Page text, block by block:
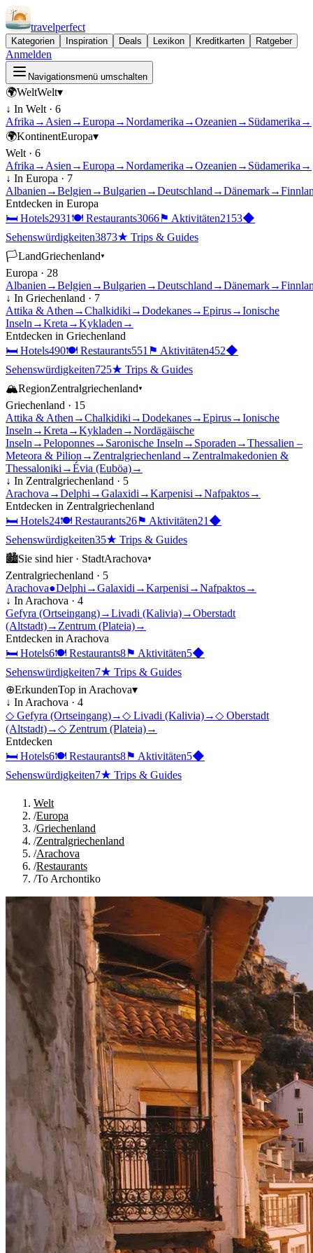
travelperfect
Kategorien Inspiration Deals Lexikon Kreditkarten Ratgeber
Anmelden
Navigationsmenü umschalten
🌍WeltWelt▾
↓ In Welt · 6
Afrika → Asien →Europa →Nordamerika →Ozeanien → Südamerika →
🌍KontinentEuropa▾
Welt · 6
Afrika → Asien →Europa →Nordamerika →Ozeanien → Südamerika →
↓ In Europa · 7
Albanien →Belgien →Bulgarien →Deutschland →Dänemark→
Entdecken in Europa
🛏 Hotels2931 🍽 Restaurants3066⚑ Aktivitäten2153◆
Sehenswürdigkeiten3873★ Trips & Guides
🏳LandGriechenland▾
Europa · 28
Albanien →Belgien →Bulgarien →Deutschland →Dänemark→
↓ In Griechenland · 7
Attika & Athen →Chalkidiki →Dodekanes→Epirus→Ionische
Inseln →Kreta →Kykladen →
Entdecken in Griechenland
🛏 Hotels490🍽 Restaurants551 ⚑ Aktivitäten452◆
Sehenswürdigkeiten725★ Trips & Guides
🏔RegionZentralgriechenland▾
Griechenland · 15
Attika & Athen →Chalkidiki →Dodekanes→Epirus→Ionische
Inseln →Kreta →Kykladen →Nordägäische
Inseln →Peloponnes→ Saronische Inseln → Sporaden →Thessalien –
Meteora & Pilion → Zentralgriechenland → Zentralmakedonien &
Thessaloniki →Évia (Euböa)→
↓ In Zentralgriechenland · 5
Arachova →Delphi →Galaxidi →Karpenisi →Nafpaktos→
Entdecken in Zentralgriechenland
🛏 Hotels24🍽 Restaurants26⚑ Aktivitäten21 ◆
Sehenswürdigkeiten35★ Trips & Guides
🏙Sie sind hier · StadtArachova▾
Zentralgriechenland · 5
Arachova●Delphi →Galaxidi →Karpenisi →Nafpaktos→
↓ In Arachova · 4
Gefyra (Ortseingang)→Livadi (Kalivia)→Oberstadt
(Altstadt)→ Zentrum (Plateia)→
Entdecken in Arachova
🛏 Hotels6🍽 Restaurants8⚑ Aktivitäten5◆
Sehenswürdigkeiten7★ Trips & Guides
⊕ErkundenTop in Arachova▾
↓ In Arachova · 4
◇ Gefyra (Ortseingang)→◇ Livadi (Kalivia)→◇ Oberstadt
(Altstadt)→◇ Zentrum (Plateia)→
Entdecken
🛏 Hotels6🍽 Restaurants8⚑ Aktivitäten5◆
Sehenswürdigkeiten7★ Trips & Guides
Welt
/Europa
/Griechenland
/Zentralgriechenland
/Arachova
/Restaurants
/To Archontiko